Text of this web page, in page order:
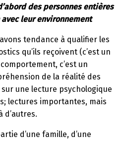
des personnes entières
leur environnement
tendance à qualifier les
qu’ils reçoivent (c’est un
c’est un
de la réalité des
une lecture psychologique
lectures importantes, mais
d’autres.
d’une famille, d’une